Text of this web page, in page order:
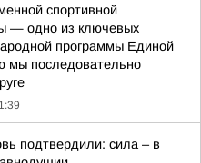
спортивной
— одно из ключевых
программы Единой
мы последовательно
подтвердили: сила – в